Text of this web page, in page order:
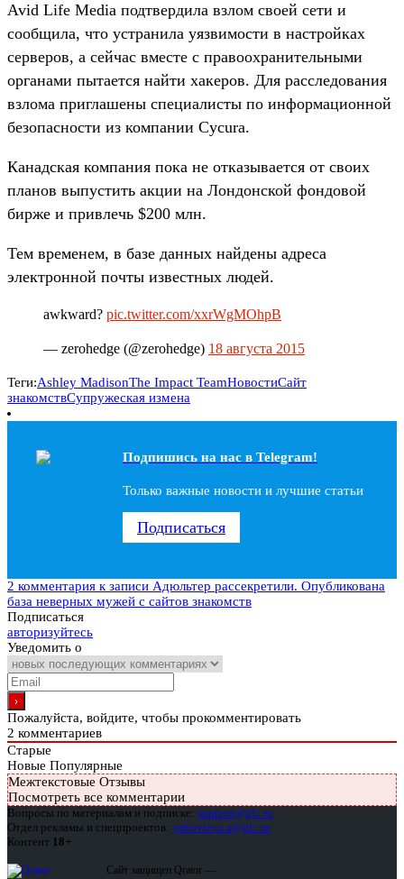
Avid Life Media подтвердила взлом своей сети и
сообщила, что устранила уязвимости в настройках
серверов, а сейчас вместе с правоохранительными
органами пытается найти хакеров. Для расследования
взлома приглашены специалисты по информационной
безопасности из компании Cycura.
Канадская компания пока не отказывается от своих
планов выпустить акции на Лондонской фондовой
бирже и привлечь $200 млн.
Тем временем, в базе данных найдены адреса
электронной почты известных людей.
awkward? pic.twitter.com/xxrWgMOhpB
— zerohedge (@zerohedge) 18 августа 2015
Теги:Ashley MadisonThe Impact TeamНовостиСайт
знакомствСупружеская измена
Подпишись на наc в Telegram!
Только важные новости и лучшие статьи
Подписаться
2 комментария к записи Адюльтер рассекретили. Опубликована
база неверных мужей с сайтов знакомств
Подписаться
авторизуйтесь
Уведомить о
Пожалуйста, войдите, чтобы прокомментировать
2 комментариев
Старые
Новые Популярные
Межтекстовые Отзывы
Посмотреть все комментарии
Вопросы по материалам и подписке: support@glc.ru
Отдел рекламы и спецпроектов: yakovleva.a@glc.ru
Контент 18+
Сайт защищен Qrator —